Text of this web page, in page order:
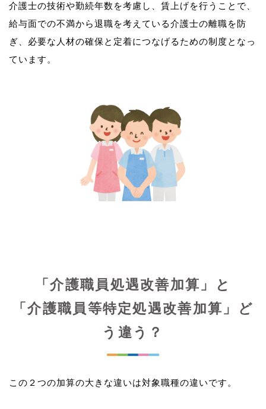
介護士の技術や勤続年数を考慮し、賃上げを行うことで、
給与面での不満から退職を考えている介護士の離職を防
ぎ、必要な人材の確保と定着につなげるための制度となっ
ています。
「介護職員処遇改善加算」と
「介護職員等特定処遇改善加算」ど
う違う？
この２つの加算の大きな違いは対象職種の違いです。